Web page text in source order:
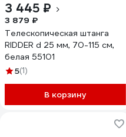
3 445 ₽
3 879 ₽
Телескопическая штанга
RIDDER d 25 мм, 70-115 см,
белая 55101
5(1)
В корзину